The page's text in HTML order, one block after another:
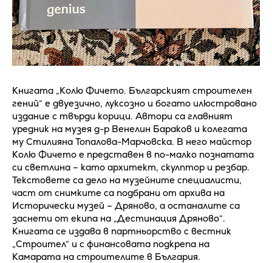
Книгата „Колю Фичето. Българският строителен
гений“ е двуезично, луксозно и богато илюстровано
издание с твърди корици. Автори са главният
уредник на музея д-р Венелин Бараков и колегата
му Стилияна Топалова-Марчовска. В него майстор
Колю Фичето е представен в по-малко познатата
си светлина – като архитект, скулптор и резбар.
Текстовете са дело на музейните специалисти,
част от снимките са подбрани от архива на
Исторически музей – Дряново, а останалите са
заснети от екипа на „Дестинация Дряново“.
Книгата се издава в партньорство с вестник
„Строител“ и с финансовата подкрепа на
Камарата на строителите в България.